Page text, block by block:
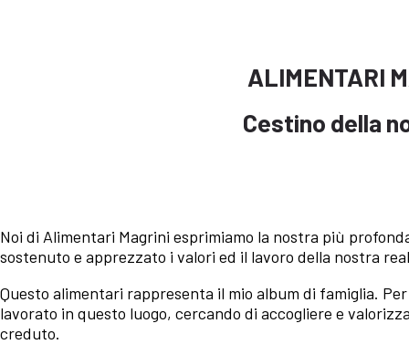
ALIMENTARI
Cestino della
Noi di Alimentari Magrini esprimiamo la nostra più
sostenuto e apprezzato i valori ed il lavoro della nostra
Questo alimentari rappresenta il mio album di famiglia.
lavorato in questo luogo, cercando di accogliere e
creduto.